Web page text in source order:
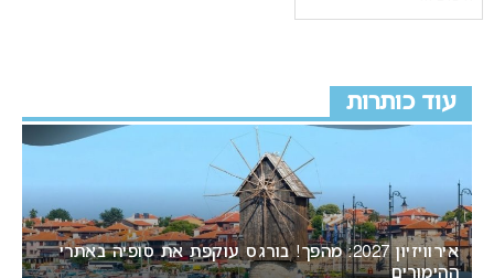
עוד כותרות
אירוויזיון 2027: מהפך! בורגס עוקפת את סופיה באתרי
ההימורים